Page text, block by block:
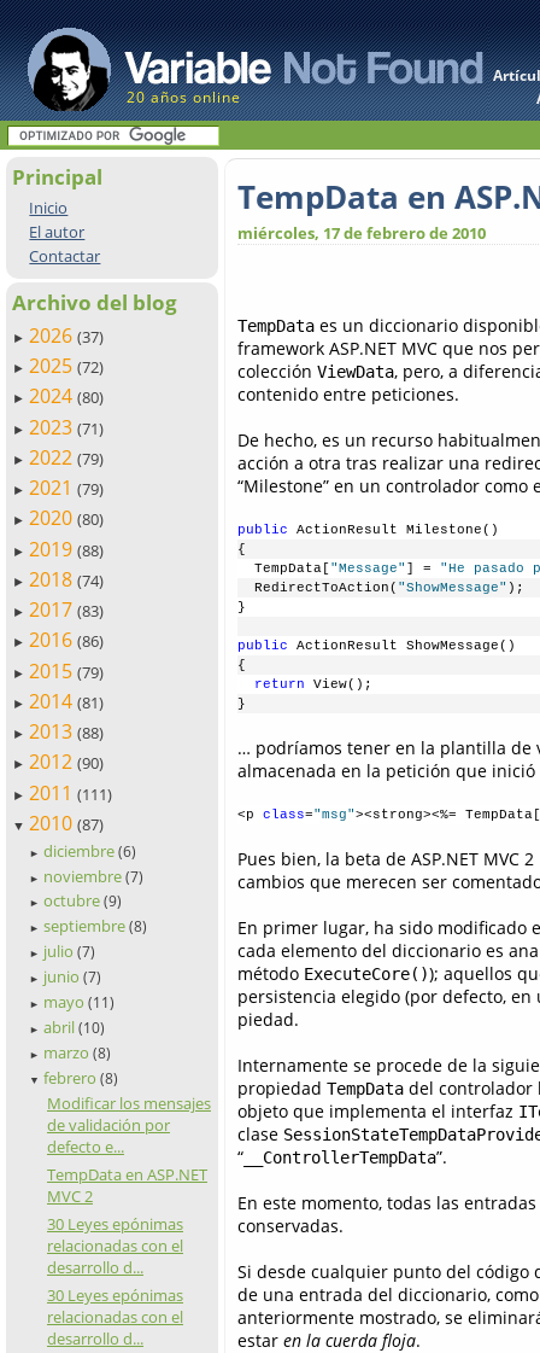
20 años online
Principal
Inicio
El autor
Contactar
Archivo del blog
► 2026 (37)
► 2025 (72)
► 2024 (80)
► 2023 (71)
► 2022 (79)
► 2021 (79)
► 2020 (80)
► 2019 (88)
► 2018 (74)
► 2017 (83)
► 2016 (86)
► 2015 (79)
► 2014 (81)
► 2013 (88)
► 2012 (90)
► 2011 (111)
▼ 2010 (87)
► diciembre (6)
► noviembre (7)
► octubre (9)
► septiembre (8)
► julio (7)
► junio (7)
► mayo (11)
► abril (10)
► marzo (8)
▼ febrero (8)
Modificar los mensajes
de validación por
defecto e...
TempData en ASP.NET
MVC 2
30 Leyes epónimas
relacionadas con el
desarrollo d...
30 Leyes epónimas
relacionadas con el
desarrollo d...
TempData en
miércoles, 17 de febrero de 2010
TempData es un diccionario
framework ASP.NET MVC que nos
colección ViewData, pero, a
contenido entre peticiones.
De hecho, es un recurso
acción a otra tras realizar una
“Milestone” en un controlador como
public ActionResult Milestone()
{
TempData["Message" ] = "He pasado
RedirectToAction( "ShowMessage" );
}
public ActionResult ShowMessage()
{
  return
View();
}
… podríamos tener en la plantilla de
almacenada en la petición que inició
<p class="msg"><strong><%= TempData[
Pues bien, la beta de ASP.NET
cambios que merecen ser
En primer lugar, ha sido modificado
cada elemento del diccionario es
método ExecuteCore()); aquellos
persistencia elegido (por defecto,
piedad.
Internamente se procede de la
propiedad TempData del controlador
objeto que implementa el interfaz
clase
“ __ControllerTempData”.
En este momento, todas las
conservadas.
Si desde cualquier punto del código
de una entrada del diccionario,
anteriormente mostrado, se
estar en la cuerda floja.